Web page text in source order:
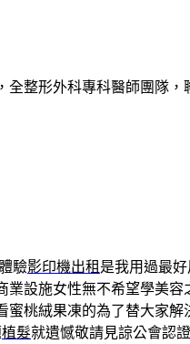
整形外科專科醫師團隊
驗影印機出租 是我用過最
業設施女性無不希望學美
蜜桃絨果凍的為了替大家解
植髮就遺憾敬請見諒公會認